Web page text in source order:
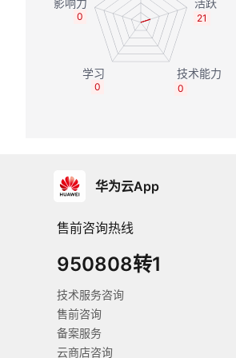
21
0
0
0
华为云App
售前咨询热线
950808转1
技术服务咨询
售前咨询
备案服务
云商店咨询